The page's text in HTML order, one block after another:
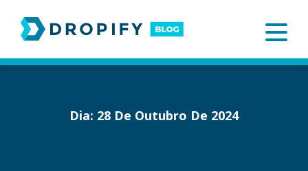
content
Dia: 28 De Outubro De 2024